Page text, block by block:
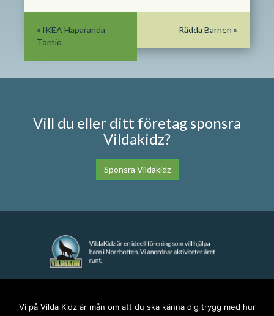
Rädda Barnen »
« IKEA Haparanda
Tornio
Vill du eller ditt företag sponsra
Vildakidz?
Sponsra Vildakidz
Vi på Vilda Kidz är mån om att du ska känna dig trygg med hur